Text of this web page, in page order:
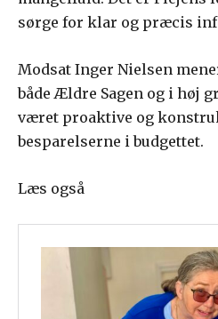
sørge for klar og præcis
Modsat Inger Nielsen
både Ældre Sagen og i høj
været proaktive og
besparelserne i budgettet.
Læs også